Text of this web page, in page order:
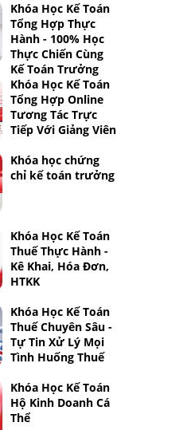
Khóa Học Kế Toán
Tổng Hợp Thực
Hành - 100% Học
Thực Chiến Cùng
Kế Toán Trưởng
Khóa Học Kế Toán
Tổng Hợp Online
Tương Tác Trực
Tiếp Với Giảng Viên
Khóa học chứng
chỉ kế toán trưởng
Khóa Học Kế Toán
Thuế Thực Hành -
Kê Khai, Hóa Đơn,
HTKK
Khóa Học Kế Toán
Thuế Chuyên Sâu -
Tự Tin Xử Lý Mọi
Tình Huống Thuế
Khóa Học Kế Toán
Hộ Kinh Doanh Cá
Thể